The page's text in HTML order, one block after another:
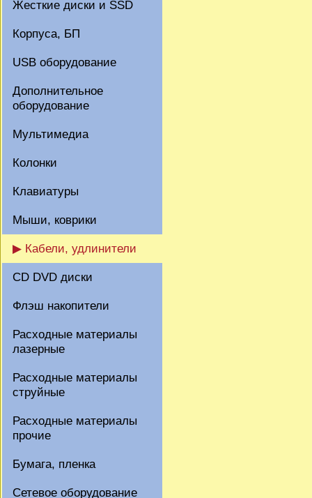
Жесткие диски и SSD
Корпуса, БП
USB оборудование
Дополнительное
оборудование
Мультимедиа
Колонки
Клавиатуры
Мыши, коврики
▶ Кабели, удлинители
CD DVD диски
Флэш накопители
Расходные материалы
лазерные
Расходные материалы
струйные
Расходные материалы
прочие
Бумага, пленка
Сетевое оборудование